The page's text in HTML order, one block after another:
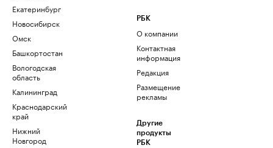
Екатеринбург
Новосибирск
Омск
Башкортостан
Вологодская
область
Калининград
Краснодарский
край
Нижний
Новгород
РБК
О компании
Контактная
информация
Редакция
Размещение
рекламы
Другие
продукты
РБК